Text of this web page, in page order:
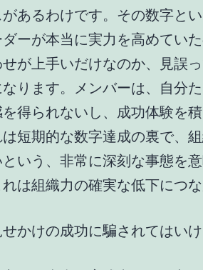
があるわけです。その数字と
ダーが本当に実力を高めてい
が上手いだけなのか、見誤
なります。メンバーは、自分
を得られないし、成功体験を
短期的な数字達成の裏で、
という、非常に深刻な事態を
れは組織力の確実な低下につな
せかけの成功に騙されてはい